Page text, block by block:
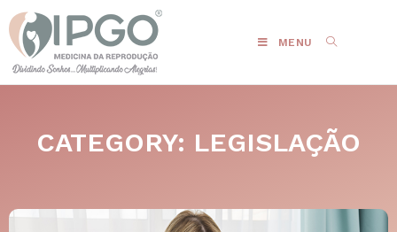
MENU
CATEGORY: LEGISLAÇÃO